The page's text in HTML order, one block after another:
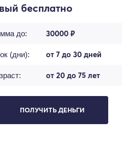
бесплатно
до: 30000 ₽
(дни): от 7 до 30 дней
от 20 до 75 лет
ПОЛУЧИТЬ ДЕНЬГИ